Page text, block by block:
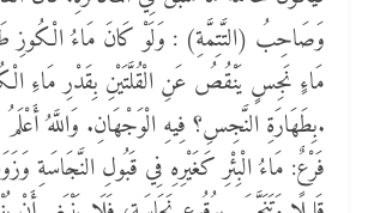
وَصَاحِبُ (التَّتِمَّةِ) : وَلَوْ كَانَ مَاءُ الْكُوزِ
مَاءٍ نَجِسٍ يَنْقُصُ عَنِ الْقُلَّتَيْنِ بِقَدْرِ مَاءِ
بِطَهَارَةِ النَّجِسِ؟ فِيهِ الْوَجْهَانِ. وَاللَّهُ أَعْلَمُ.
فَرْعٌ: مَاءُ الْبِئْرِ كَغَيْرِهِ فِي قَبُولِ النَّجَاسَةِ